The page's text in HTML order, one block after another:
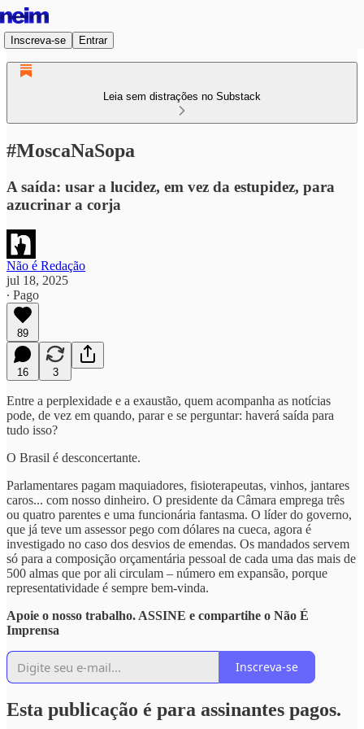
Inscreva-se Entrar
Leia sem distrações no Substack
#MoscaNaSopa
A saída: usar a lucidez, em vez da estupidez, para
azucrinar a corja
Não é Redação
jul 18, 2025
∙ Pago
89
16 3
Entre a perplexidade e a exaustão, quem acompanha as notícias
pode, de vez em quando, parar e se perguntar: haverá saída para
tudo isso?
O Brasil é desconcertante.
Parlamentares pagam maquiadores, fisioterapeutas, vinhos, jantares
caros... com nosso dinheiro. O presidente da Câmara emprega três
ou quatro parentes e uma funcionária fantasma. O líder do governo,
que já teve um assessor pego com dólares na cueca, agora é
investigado no caso dos desvios de emendas. Os mandados servem
só para a composição orçamentária pessoal de cada uma das mais de
500 almas que por ali circulam – número em expansão, porque
representatividade é sempre bem-vinda.
Apoie o nosso trabalho. ASSINE e compartihe o Não É
Imprensa
Inscreva-se
Esta publicação é para assinantes pagos.